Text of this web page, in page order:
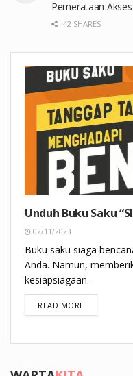
Pemerataan
42 SHARES
Unduh Buku Saku
02/11/2023
Buku saku siaga
Anda. Namun,
kesiapsiagaan.
READ MOREDETAILS